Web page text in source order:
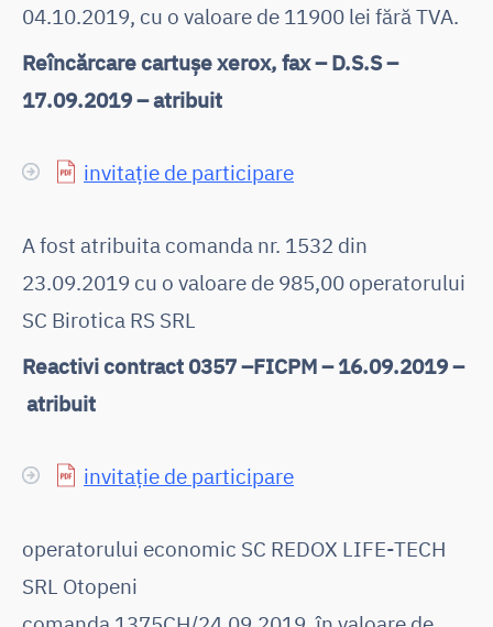
04.10.2019, cu o valoare de 11900 lei fără TVA.
Reîncărcare cartușe xerox, fax – D.S.S –
17.09.2019 – atribuit
invitație de participare
A fost atribuita comanda nr. 1532 din
23.09.2019 cu o valoare de 985,00 operatorului
SC Birotica RS SRL
Reactivi contract 0357 –FICPM – 16.09.2019 –
atribuit
invitație de participare
operatorului economic SC REDOX LIFE-TECH
SRL Otopeni